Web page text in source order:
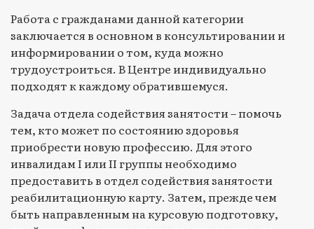
Работа с гражданами данной категории
заключается в основном в консультировании и
информировании о том, куда можно
трудоустроиться. В Центре индивидуально
подходят к каждому обратившемуся.
Задача отдела содействия занятости – помочь
тем, кто может по состоянию здоровья
приобрести новую профессию. Для этого
инвалидам I или II группы необходимо
предоставить в отдел содействия занятости
реабилитационную карту. Затем, прежде чем
быть направленным на курсовую подготовку,